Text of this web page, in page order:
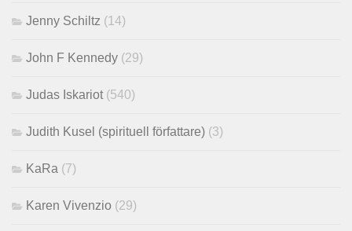
Jenny Schiltz (14)
John F Kennedy (29)
Judas Iskariot (540)
Judith Kusel (spirituell författare) (3)
KaRa (7)
Karen Vivenzio (29)